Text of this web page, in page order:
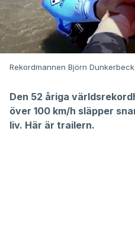
Rekordmannen Björn
Den 52 åriga
över 100 km/h släpper
liv. Här är trailern.